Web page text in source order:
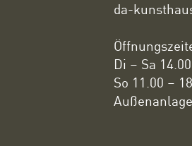
da-
Di – Sa
So 11.00 –